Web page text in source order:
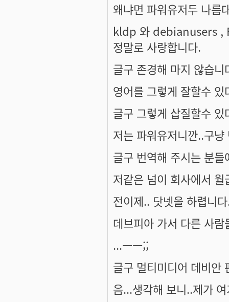
왜냐면 파워유저두 나름
kldp 와 debianusers ,
정말로 사랑합니다.
글구 존경해 마지 않습니
영어를 그렇게 잘할수 있
글구 그렇게 삽질할수 있
저는 파워유저니깐..구
글구 번역해 주시는 분
저같은 넘이 회사에서
전이제.. 닷넷을 하렵니
데브피아 가서 다른 사
...ㅡㅡ;;
글구 멀티미디어 데비안
음...생각해 보니..제가